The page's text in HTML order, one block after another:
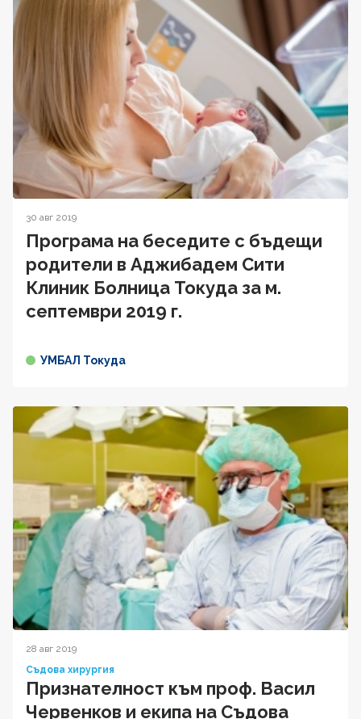
30 авг 2019
Програма на беседите с бъдещи
родители в Аджибадем Сити
Клиник Болница Токуда за м.
септември 2019 г.
УМБАЛ Токуда
28 авг 2019
Съдова хирургия
Признателност към проф. Васил
Червенков и екипа на Съдова